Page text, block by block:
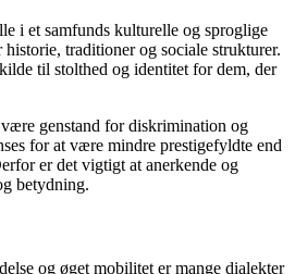
i et samfunds kulturelle og sproglige
traditioner og sociale strukturer.
til stolthed og identitet for dem, der
genstand for diskrimination og
for at være mindre prestigefyldte end
er det vigtigt at anerkende og
betydning.
og øget mobilitet er mange dialekter